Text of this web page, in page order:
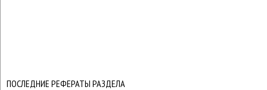
ПОСЛЕДНИЕ РЕФЕРАТЫ РАЗДЕЛА